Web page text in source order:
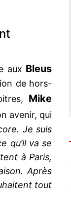
aux Bleus
de hors-
Mike
avenir, qui
Je suis
qu’il va se
à Paris,
Après
tout